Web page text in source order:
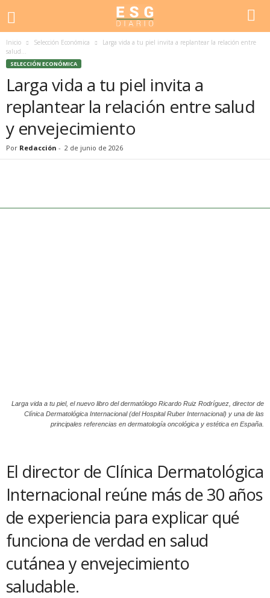
Inicio Selección Económica
Larga vida a tu piel invita a replantear la relación entre
salud...
SELECCIÓN ECONÓMICA
Larga vida a tu piel invita a
replantear la relación entre salud
y envejecimiento
Por Redacción - 2 de junio de 2026
Larga vida a tu piel, el nuevo libro del dermatólogo Ricardo Ruiz Rodríguez, director de
Clínica Dermatológica Internacional (del Hospital Ruber Internacional) y una de las
principales referencias en dermatología oncológica y estética en España.
El director de Clínica Dermatológica
Internacional reúne más de 30 años
de experiencia para explicar qué
funciona de verdad en salud
cutánea y envejecimiento
saludable.